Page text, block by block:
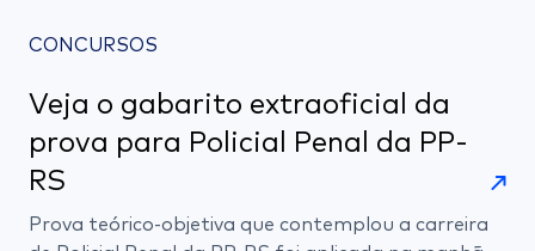
CONCURSOS
Veja o gabarito extraoficial da
prova para Policial Penal da PP-
RS
Prova teórico-objetiva que contemplou a carreira